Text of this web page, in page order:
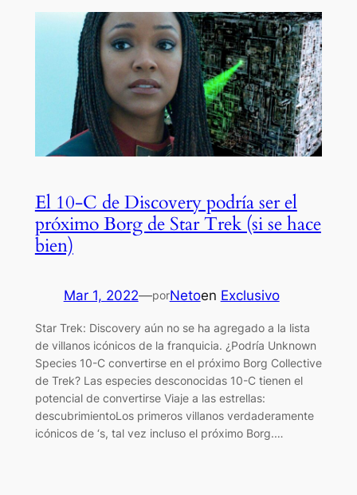
El 10-C de Discovery podría ser el
próximo Borg de Star Trek (si se hace
bien)
Mar 1, 2022—porNetoen Exclusivo
Star Trek: Discovery aún no se ha agregado a la lista
de villanos icónicos de la franquicia. ¿Podría Unknown
Species 10-C convertirse en el próximo Borg Collective
de Trek? Las especies desconocidas 10-C tienen el
potencial de convertirse Viaje a las estrellas:
descubrimientoLos primeros villanos verdaderamente
icónicos de ‘s, tal vez incluso el próximo Borg.…